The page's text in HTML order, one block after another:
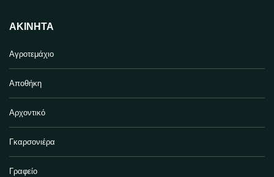
ΑΚΊΝΗΤΑ
Αγροτεμάχιο
Αποθήκη
Αρχοντικό
Γκαρσονιέρα
Γραφείο